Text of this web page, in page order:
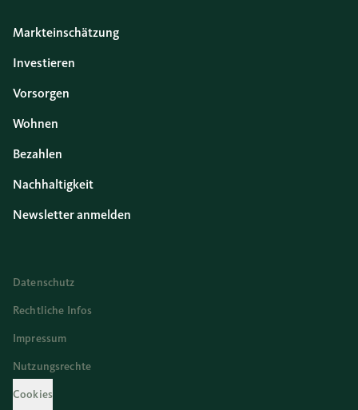
Markteinschätzung
Investieren
Vorsorgen
Wohnen
Bezahlen
Nachhaltigkeit
Newsletter anmelden
Datenschutz
Rechtliche Infos
Impressum
Nutzungsrechte
Cookies